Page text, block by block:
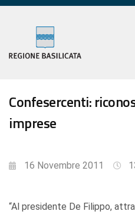
Confesercenti:
imprese
16 Novembre 2011
“Al presidente De Filippo,